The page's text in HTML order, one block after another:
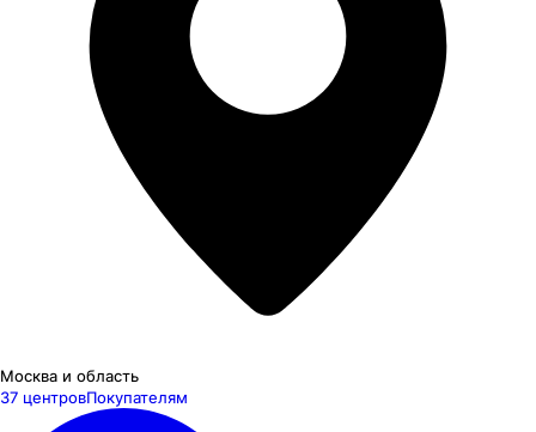
Москва и область
37 центровПокупателям